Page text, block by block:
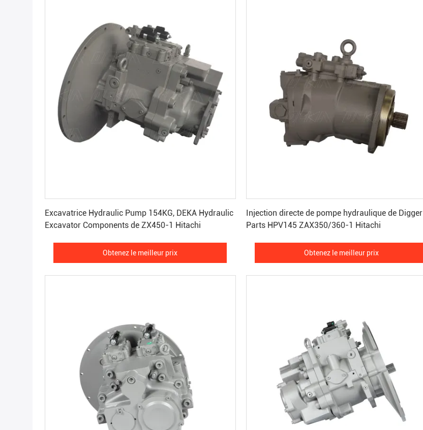
Excavatrice Hydraulic Pump 154KG, DEKA Hydraulic
Excavator Components de ZX450-1 Hitachi
Obtenez le meilleur prix
Injection directe de pompe hydraulique de Digger
Parts HPV145 ZAX350/360-1 Hitachi
Obtenez le meilleur prix